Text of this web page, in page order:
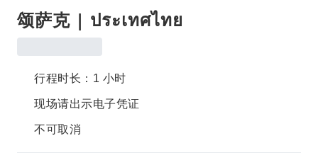
颂萨克 | ประเทศไทย
行程时长：1 小时
现场请出示电子凭证
不可取消